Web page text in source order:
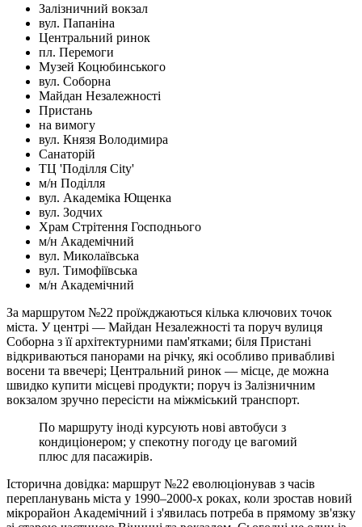
Залізничний вокзал
вул. Папаніна
Центральний ринок
пл. Перемоги
Музей Коцюбинського
вул. Соборна
Майдан Незалежності
Пристань
на вимогу
вул. Князя Володимира
Санаторій
ТЦ 'Поділля City'
м/н Поділля
вул. Академіка Ющенка
вул. Зодчих
Храм Стрітення Господнього
м/н Академічний
вул. Миколаївська
вул. Тимофіївська
м/н Академічний
За маршрутом №22 проїжджаються кілька ключових точок
міста. У центрі — Майдан Незалежності та поруч вулиця
Соборна з її архітектурними пам'ятками; біля Пристані
відкриваються панорами на річку, які особливо привабливі
восени та ввечері; Центральний ринок — місце, де можна
швидко купити місцеві продукти; поруч із Залізничним
вокзалом зручно пересісти на міжміський транспорт.
По маршруту іноді курсують нові автобуси з
кондиціонером; у спекотну погоду це вагомий
плюс для пасажирів.
Історична довідка: маршрут №22 еволюціонував з часів
перепланувань міста у 1990–2000-х роках, коли зростав новий
мікрорайон Академічний і з'явилась потреба в прямому зв'язку